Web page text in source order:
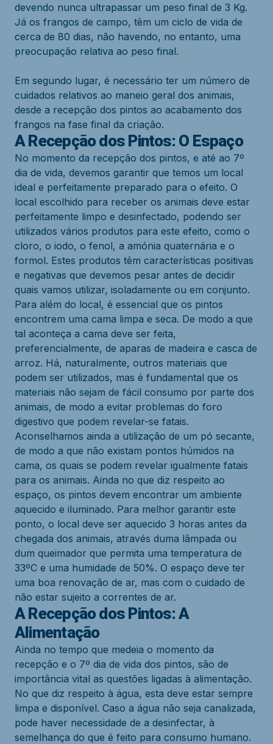
devendo nunca ultrapassar um peso final de 3 Kg.
Já os frangos de campo, têm um ciclo de vida de
cerca de 80 dias, não havendo, no entanto, uma
preocupação relativa ao peso final.
Em segundo lugar, é necessário ter um número de
cuidados relativos ao maneio geral dos animais,
desde a recepção dos pintos ao acabamento dos
frangos na fase final da criação.
A Recepção dos Pintos: O Espaço
No momento da recepção dos pintos, e até ao 7º
dia de vida, devemos garantir que temos um local
ideal e perfeitamente preparado para o efeito. O
local escolhido para receber os animais deve estar
perfeitamente limpo e desinfectado, podendo ser
utilizados vários produtos para este efeito, como o
cloro, o iodo, o fenol, a amónia quaternária e o
formol. Estes produtos têm características positivas
e negativas que devemos pesar antes de decidir
quais vamos utilizar, isoladamente ou em conjunto.
Para além do local, é essencial que os pintos
encontrem uma cama limpa e seca. De modo a que
tal aconteça a cama deve ser feita,
preferencialmente, de aparas de madeira e casca de
arroz. Há, naturalmente, outros materiais que
podem ser utilizados, mas é fundamental que os
materiais não sejam de fácil consumo por parte dos
animais, de modo a evitar problemas do foro
digestivo que podem revelar-se fatais.
Aconselhamos ainda a utilização de um pó secante,
de modo a que não existam pontos húmidos na
cama, os quais se podem revelar igualmente fatais
para os animais. Ainda no que diz respeito ao
espaço, os pintos devem encontrar um ambiente
aquecido e iluminado. Para melhor garantir este
ponto, o local deve ser aquecido 3 horas antes da
chegada dos animais, através duma lâmpada ou
dum queimador que permita uma temperatura de
33ºC e uma humidade de 50%. O espaço deve ter
uma boa renovação de ar, mas com o cuidado de
não estar sujeito a correntes de ar.
A Recepção dos Pintos: A
Alimentação
Ainda no tempo que medeia o momento da
recepção e o 7º dia de vida dos pintos, são de
importância vital as questões ligadas à alimentação.
No que diz respeito à água, esta deve estar sempre
limpa e disponível. Caso a água não seja canalizada,
pode haver necessidade de a desinfectar, à
semelhança do que é feito para consumo humano.